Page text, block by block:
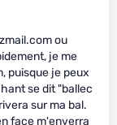
ou
je me
puisque je peux
se dit "ballec
sur ma bal.
face m'enverra